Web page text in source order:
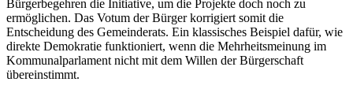
Bürgerbegehren die Initiative, um die Projekte doch noch zu
ermöglichen. Das Votum der Bürger korrigiert somit die
Entscheidung des Gemeinderats. Ein klassisches Beispiel dafür, wie
direkte Demokratie funktioniert, wenn die Mehrheitsmeinung im
Kommunalparlament nicht mit dem Willen der Bürgerschaft
übereinstimmt.